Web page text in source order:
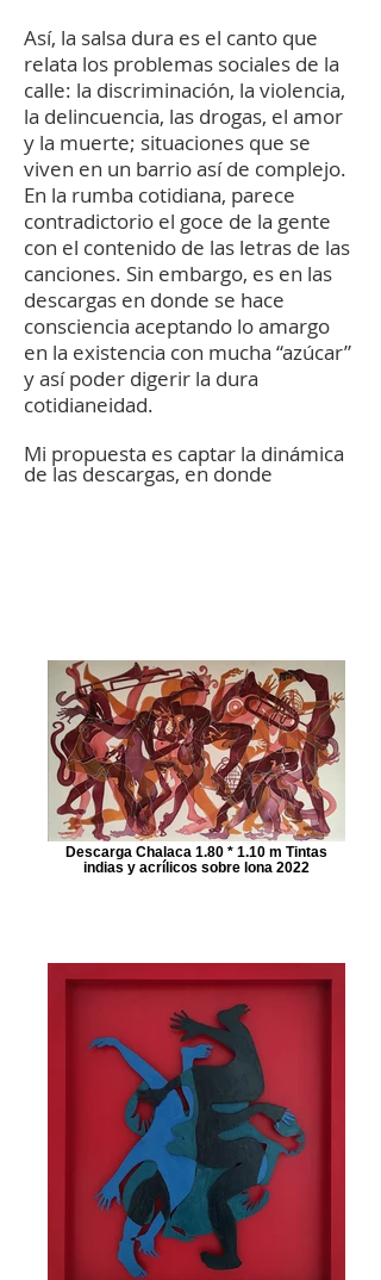
Así, la salsa dura es el canto que
relata los problemas sociales de la
calle: la discriminación, la violencia,
la delincuencia, las drogas, el amor
y la muerte; situaciones que se
viven en un barrio así de complejo.
En la rumba cotidiana, parece
contradictorio el goce de la gente
con el contenido de las letras de las
canciones. Sin embargo, es en las
descargas en donde se hace
consciencia aceptando lo amargo
en la existencia con mucha “azúcar”
y así poder digerir la dura
cotidianeidad.
Mi propuesta es captar la dinámica
de las descargas, en donde
Descarga Chalaca 1.80 * 1.10 m Tintas
indias y acrílicos sobre lona 2022